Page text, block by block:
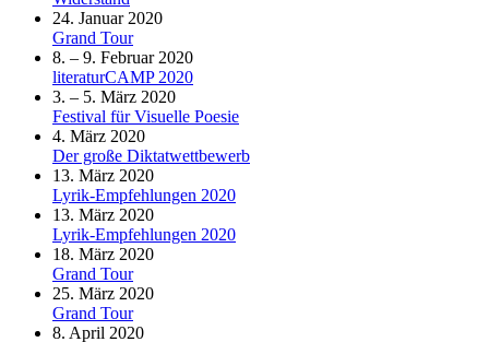
24. Januar 2020
Grand Tour
8. – 9. Februar 2020
literaturCAMP 2020
3. – 5. März 2020
Festival für Visuelle Poesie
4. März 2020
Der große Diktatwettbewerb
13. März 2020
Lyrik-Empfehlungen 2020
13. März 2020
Lyrik-Empfehlungen 2020
18. März 2020
Grand Tour
25. März 2020
Grand Tour
8. April 2020